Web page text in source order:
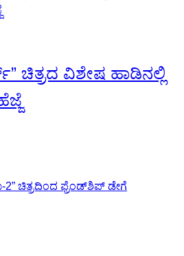
ಚಿತ್ರದ ವಿಶೇಷ ಹಾಡಿನಲ್ಲಿ